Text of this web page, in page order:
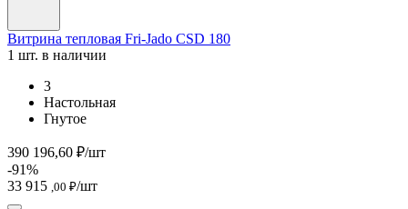
Витрина тепловая Fri-Jado CSD 180
1 шт. в наличии
3
Настольная
Гнутое
390 196,60 ₽/шт
-91%
33 915 ,00 ₽/шт